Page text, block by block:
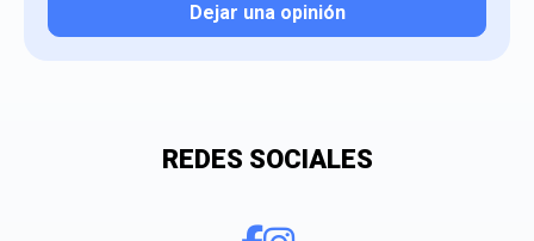
Dejar una opinión
REDES SOCIALES